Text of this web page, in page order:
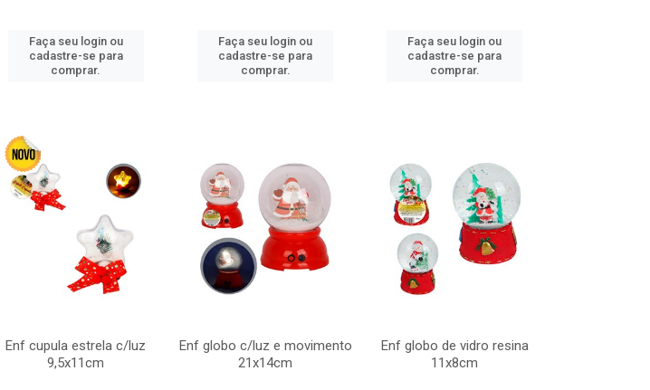
Faça seu login ou
cadastre-se para
comprar.
Faça seu login ou
cadastre-se para
comprar.
Faça seu login ou
cadastre-se para
comprar.
Enf cupula estrela c/luz
9,5x11cm
Enf globo c/luz e movimento
21x14cm
Enf globo de vidro resina
11x8cm